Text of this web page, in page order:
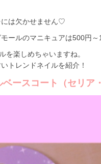
には欠かせません♡
ールのマニキュアは500円
を楽しめちゃいますね。
トレンドネイルを紹介！
ベースコート（セリア